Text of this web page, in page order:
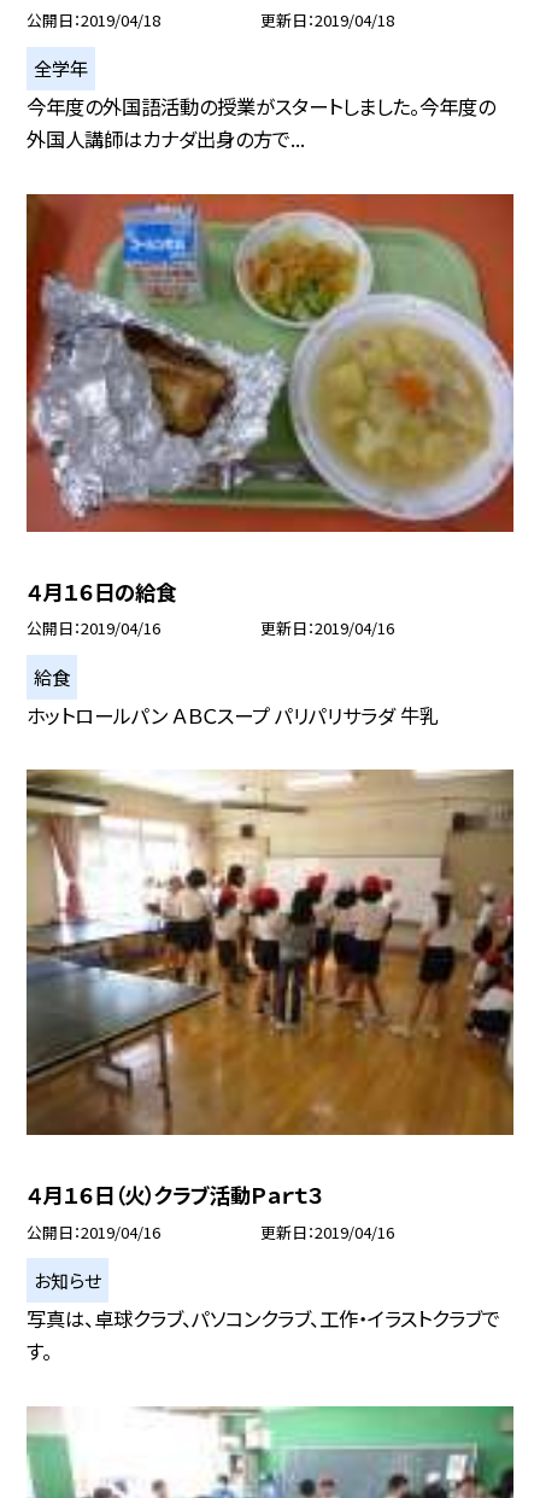
公開日 2019/04/18 更新日 2019/04/18
全学年
今年度の外国語活動の授業がスタートしました。今年度の
外国人講師はカナダ出身の方で...
４月１６日の給食
公開日 2019/04/16 更新日 2019/04/16
給食
ホットロールパン ＡＢＣスープ パリパリサラダ 牛乳
４月１６日（火）クラブ活動Ｐａｒｔ３
公開日 2019/04/16 更新日 2019/04/16
お知らせ
写真は、卓球クラブ、パソコンクラブ、工作・イラストクラブで
す。